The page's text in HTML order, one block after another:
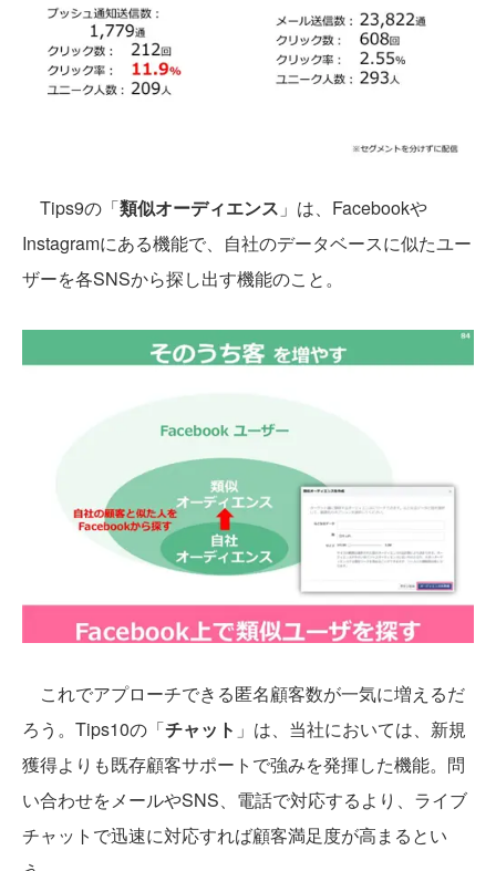
Tips9の「類似オーディエンス 」は、Facebookや
Instagramにある機能で、自社のデータベースに似たユー
ザーを各SNSから探し出す機能のこと。
これでアプローチできる匿名顧客数が一気に増えるだ
ろう。Tips10の「チャット 」は、当社においては、新規
獲得よりも既存顧客サポートで強みを発揮した機能。問
い合わせをメールやSNS、電話で対応するより、ライブ
チャットで迅速に対応すれば顧客満足度が高まるとい